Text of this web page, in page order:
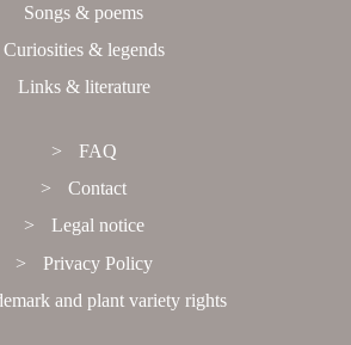
Songs & poems
Curiosities & legends
Links & literature
FAQ
Contact
Legal notice
Privacy Policy
and plant variety rights